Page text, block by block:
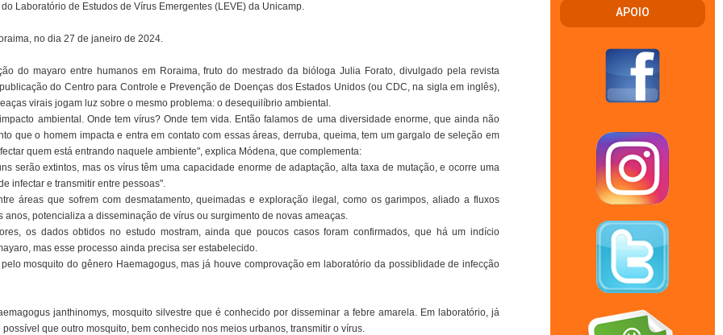
Laboratório de Estudos de Vírus Emergentes (LEVE) da Unicamp.
no dia 27 de janeiro de 2024.
do mayaro entre humanos em Roraima, fruto do mestrado da bióloga Julia Forato, divulgado pela revista
do Centro para Controle e Prevenção de Doenças dos Estados Unidos (ou CDC, na sigla em inglês),
virais jogam luz sobre o mesmo problema: o desequilíbrio ambiental.
ambiental. Onde tem vírus? Onde tem vida. Então falamos de uma diversidade enorme, que ainda não
que o homem impacta e entra em contato com essas áreas, derruba, queima, tem um gargalo de seleção em
quem está entrando naquele ambiente", explica Módena, que complementa:
serão extintos, mas os vírus têm uma capacidade enorme de adaptação, alta taxa de mutação, e ocorre uma
infectar e transmitir entre pessoas".
áreas que sofrem com desmatamento, queimadas e exploração ilegal, como os garimpos, aliado a fluxos
anos, potencializa a disseminação de vírus ou surgimento de novas ameaças.
os dados obtidos no estudo mostram, ainda que poucos casos foram confirmados, que há um indício
mas esse processo ainda precisa ser estabelecido.
mosquito do gênero Haemagogus, mas já houve comprovação em laboratório da possiblidade de infecção
janthinomys, mosquito silvestre que é conhecido por disseminar a febre amarela. Em laboratório, já
que outro mosquito, bem conhecido nos meios urbanos, transmitir o vírus.
APOIO